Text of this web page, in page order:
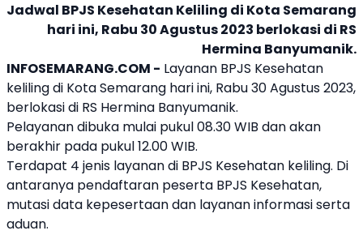
Jadwal BPJS Kesehatan Keliling di Kota Semarang
hari ini, Rabu 30 Agustus 2023 berlokasi di RS
Hermina Banyumanik.
INFOSEMARANG.COM - Layanan BPJS Kesehatan
keliling di Kota Semarang hari ini, Rabu 30 Agustus 2023,
berlokasi di RS Hermina Banyumanik.
Pelayanan dibuka mulai pukul 08.30 WIB dan akan
berakhir pada pukul 12.00 WIB.
Terdapat 4 jenis layanan di BPJS Kesehatan keliling. Di
antaranya pendaftaran peserta BPJS Kesehatan,
mutasi data kepesertaan dan layanan informasi serta
aduan.